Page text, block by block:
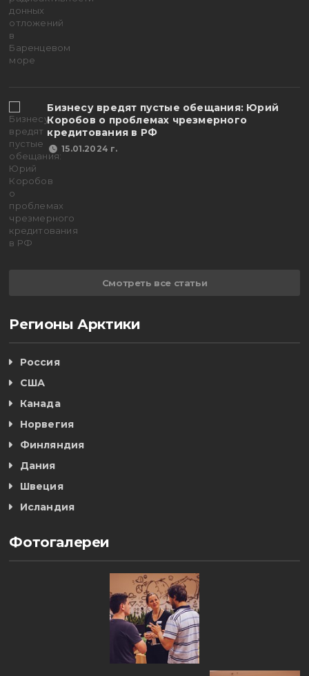
Бизнесу вредят пустые обещания: Юрий
Коробов о проблемах чрезмерного
кредитования в РФ
15.01.2024 г.
Смотреть все статьи
Регионы Арктики
Россия
США
Канада
Норвегия
Финляндия
Дания
Швеция
Исландия
Фотогалереи